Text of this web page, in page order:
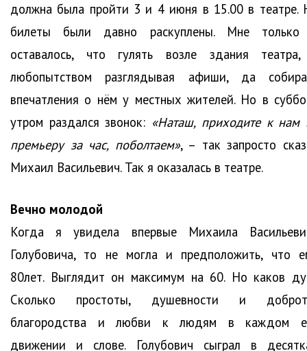
должна была пройти 3 и 4 июня в 15.00 в театре.
билеты были давно раскуплены. Мне
оставалось, что гулять возле здания
любопытством разглядывая афиши, да
впечатления о нём у местных жителей. Но в
утром раздался звонок: «Наташ, приходите к нам
премьеру за час, поболтаем», – так запросто
Михаил Васильевич. Так я оказалась в театре.
Вечно молодой
Когда я увидела впервые Михаила
Голубовича, то не могла и предположить, что
80лет. Выглядит он максимум на 60. Но каков
Сколько простоты, душевности и
благородства и любви к людям в каждом
движении и слове. Голубович сыграл в